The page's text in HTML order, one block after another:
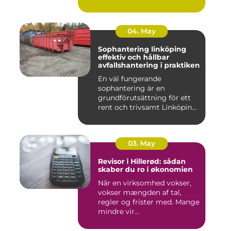
04. May
Sophantering linköping
effektiv och hållbar
avfallshantering i praktiken
En väl fungerande
sophantering är en
grundförutsättning för ett
rent och trivsamt Linköping.
03. May
Revisor i Hillerød: sådan
skaber du ro i økonomien
Når en virksomhed vokser,
vokser mængden af tal,
regler og frister med. Mange
mindre vir...